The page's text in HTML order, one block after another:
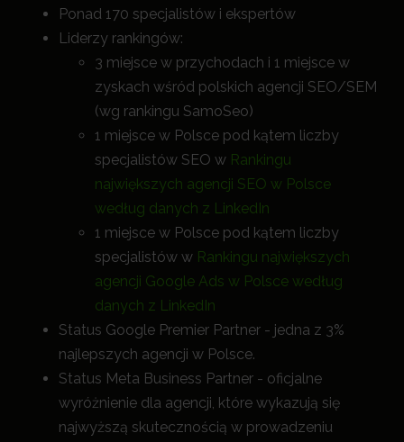
Ponad 170 specjalistów i ekspertów
Liderzy rankingów:
3 miejsce w przychodach i 1 miejsce w
zyskach wśród polskich agencji SEO/SEM
(wg rankingu SamoSeo)
1 miejsce w Polsce pod kątem liczby
specjalistów SEO w Rankingu
największych agencji SEO w Polsce
według danych z LinkedIn
1 miejsce w Polsce pod kątem liczby
specjalistów w Rankingu największych
agencji Google Ads w Polsce według
danych z LinkedIn
Status Google Premier Partner - jedna z 3%
najlepszych agencji w Polsce.
Status Meta Business Partner - oficjalne
wyróżnienie dla agencji, które wykazują się
najwyższą skutecznością w prowadzeniu